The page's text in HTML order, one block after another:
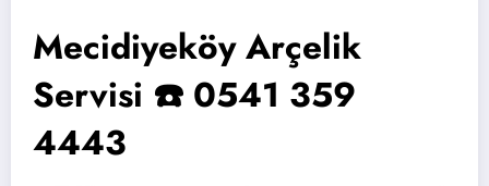
Mecidiyeköy Arçelik
Servisi ☎️ 0541 359
4443